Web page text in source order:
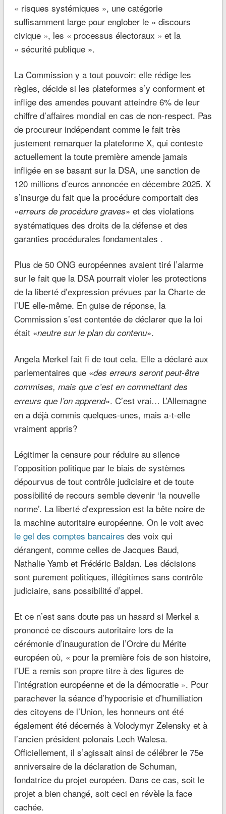
« risques systémiques », une catégorie
suffisamment large pour englober le « discours
civique », les « processus électoraux » et la
« sécurité publique ».
La Commission y a tout pouvoir: elle rédige les
règles, décide si les plateformes s’y conforment et
inflige des amendes pouvant atteindre 6% de leur
chiffre d’affaires mondial en cas de non-respect. Pas
de procureur indépendant comme le fait très
justement remarquer la plateforme X, qui conteste
actuellement la toute première amende jamais
infligée en se basant sur la DSA, une sanction de
120 millions d’euros annoncée en décembre 2025. X
s’insurge du fait que la procédure comportait des
«erreurs de procédure graves» et des violations
systématiques des droits de la défense et des
garanties procédurales fondamentales .
Plus de 50 ONG européennes avaient tiré l’alarme
sur le fait que la DSA pourrait violer les protections
de la liberté d’expression prévues par la Charte de
l’UE elle-même. En guise de réponse, la
Commission s’est contentée de déclarer que la loi
était «neutre sur le plan du contenu».
Angela Merkel fait fi de tout cela. Elle a déclaré aux
parlementaires que «des erreurs seront peut-être
commises, mais que c’est en commettant des
erreurs que l’on apprend». C’est vrai… L’Allemagne
en a déjà commis quelques-unes, mais a-t-elle
vraiment appris?
Légitimer la censure pour réduire au silence
l’opposition politique par le biais de systèmes
dépourvus de tout contrôle judiciaire et de toute
possibilité de recours semble devenir ‘la nouvelle
norme’. La liberté d’expression est la bête noire de
la machine autoritaire européenne. On le voit avec
le gel des comptes bancaires des voix qui
dérangent, comme celles de Jacques Baud,
Nathalie Yamb et Frédéric Baldan. Les décisions
sont purement politiques, illégitimes sans contrôle
judiciaire, sans possibilité d’appel.
Et ce n’est sans doute pas un hasard si Merkel a
prononcé ce discours autoritaire lors de la
cérémonie d’inauguration de l’Ordre du Mérite
européen où, « pour la première fois de son histoire,
l’UE a remis son propre titre à des figures de
l’intégration européenne et de la démocratie ». Pour
parachever la séance d’hypocrisie et d’humiliation
des citoyens de l’Union, les honneurs ont été
également été décernés à Volodymyr Zelensky et à
l’ancien président polonais Lech Walesa.
Officiellement, il s’agissait ainsi de célébrer le 75e
anniversaire de la déclaration de Schuman,
fondatrice du projet européen. Dans ce cas, soit le
projet a bien changé, soit ceci en révèle la face
cachée.